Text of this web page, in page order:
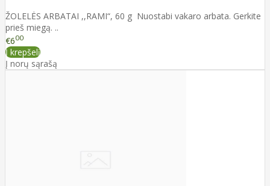
ŽOLELĖS ARBATAI ,,RAMI“, 60 g Nuostabi vakaro arbata. Gerkite
prieš miegą. ..
€600
Į krepšelį
Į norų sąrašą